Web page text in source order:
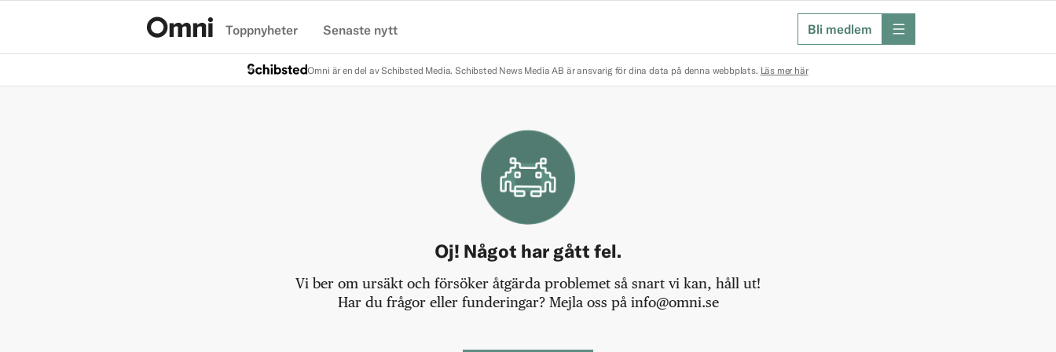
Toppnyheter Senaste nytt Bli medlem meny
Omni är en del av Schibsted Media. Schibsted News Media AB är ansvarig för dina data på denna webbplats. Läs mer här
Oj! Något har gått fel.
Vi ber om ursäkt och försöker åtgärda problemet så snart vi kan, håll ut!
Har du frågor eller funderingar? Mejla oss på info@omni.se